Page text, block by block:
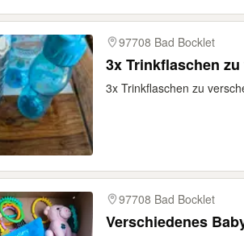
97708 Bad Bocklet
3x Trinkflaschen
3x Trinkflaschen zu
97708 Bad Bocklet
Verschiedenes